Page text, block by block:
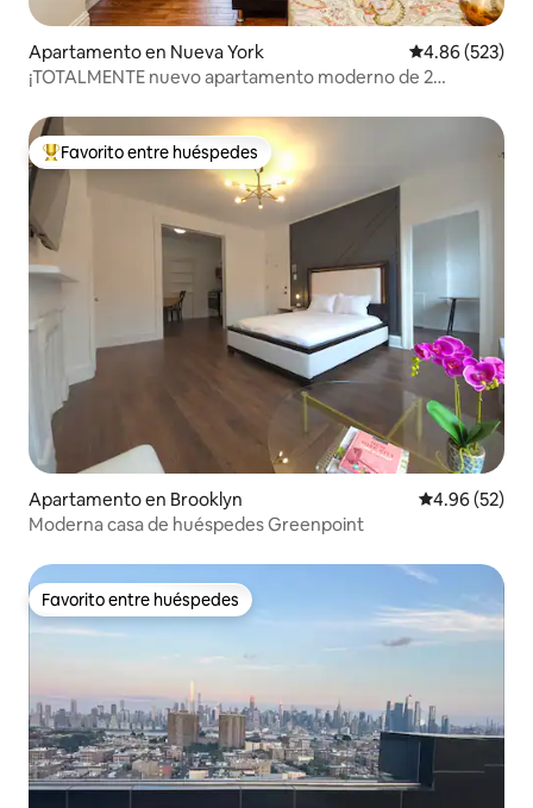
Apartamento en Nueva York Calificación
4.86 (523)
¡TOTALMENTE nuevo apartamento moderno de 2
Favorito entre huéspedes preferido
Favorito entre huéspedes
Apartamento en Brooklyn Calificación
4.96 (52)
Moderna casa de huéspedes Greenpoint
Favorito entre huéspedes
Favorito entre huéspedes